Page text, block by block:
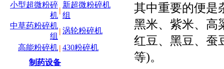
小型超微粉碎
机
|
新超微粉碎机
组
中草药粉碎机
组
| 涡轮粉碎机
高能粉碎机| 430粉碎机
制药设备
其中重要的便是
黑米、紫米、高
红豆、黑豆、蚕
等)。